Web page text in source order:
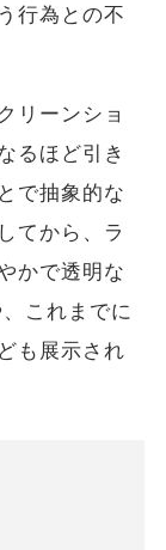
行為との不
リーンショ
るほど引き
で抽象的な
てから、ラ
かで透明な
これまでに
も展示され